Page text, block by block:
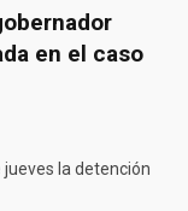
en el caso
jueves la detención